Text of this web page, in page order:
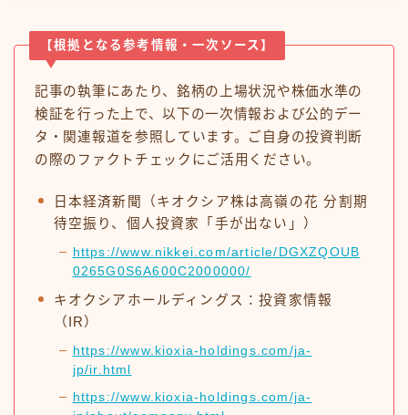
【根拠となる参考情報・一次ソース】
記事の執筆にあたり、銘柄の上場状況や株価水準の
検証を行った上で、以下の一次情報および公的デー
タ・関連報道を参照しています。ご自身の投資判断
の際のファクトチェックにご活用ください。
日本経済新聞（キオクシア株は高嶺の花 分割期
待空振り、個人投資家「手が出ない」）
https://www.nikkei.com/article/DGXZQOUB
0265G0S6A600C2000000/
キオクシアホールディングス：投資家情報
（IR）
https://www.kioxia-holdings.com/ja-
jp/ir.html
https://www.kioxia-holdings.com/ja-